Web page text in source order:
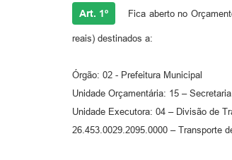
Art. 1º Fica aberto no
reais) destinados a:
Órgão: 02 - Prefeitura Municipal
Unidade Orçamentária: 15 –
Unidade Executora: 04 – Divisão de
26.453.0029.2095.0000 – Transporte